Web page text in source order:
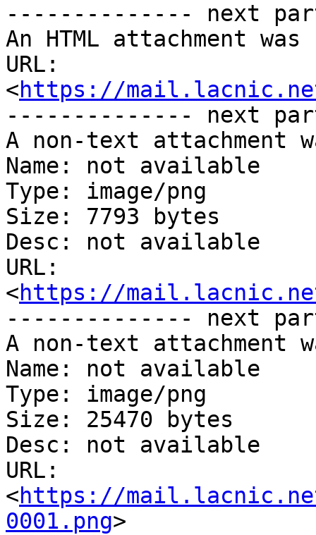
-------------- next
An HTML attachment
URL:
<https://mail.lacnic.net/
-------------- next
A non-text attachment
Name: not available
Type: image/png
Size: 7793 bytes
Desc: not available
URL:
<https://mail.lacnic.net/
-------------- next
A non-text attachment
Name: not available
Type: image/png
Size: 25470 bytes
Desc: not available
URL:
<https://mail.lacnic.net/
0001.png